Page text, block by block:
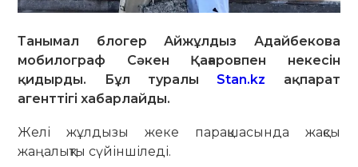
Танымал блогер Айжұлдыз Адайбекова
мобилограф Сәкен Қағаровпен некесін
қидырды. Бұл туралы Stan.kz ақпарат
агенттігі хабарлайды.
Желі жұлдызы жеке парақшасында жақсы
жаңалықты сүйіншіледі.